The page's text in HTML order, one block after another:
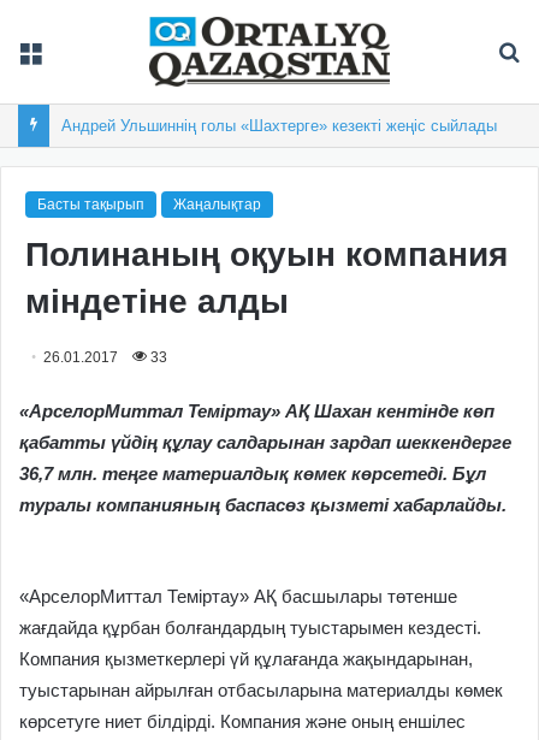
Андрей Ульшиннің голы «Шахтерге» кезекті жеңіс сыйлады
Басты тақырып Жаңалықтар
Полинаның оқуын компания
міндетіне алды
26.01.2017 33
«АрселорМиттал Теміртау» АҚ Шахан кентінде көп
қабатты үйдің құлау салдарынан зардап шеккендерге
36,7 млн. теңге материалдық көмек көрсетеді. Бұл
туралы компанияның баспасөз қызметі хабарлайды.
«АрселорМиттал Теміртау» АҚ басшылары төтенше
жағдайда құрбан болғандардың туыстарымен кездесті.
Компания қызметкерлері үй құлағанда жақындарынан,
туыстарынан айрылған отбасыларына материалды көмек
көрсетуге ниет білдірді. Компания және оның еншілес